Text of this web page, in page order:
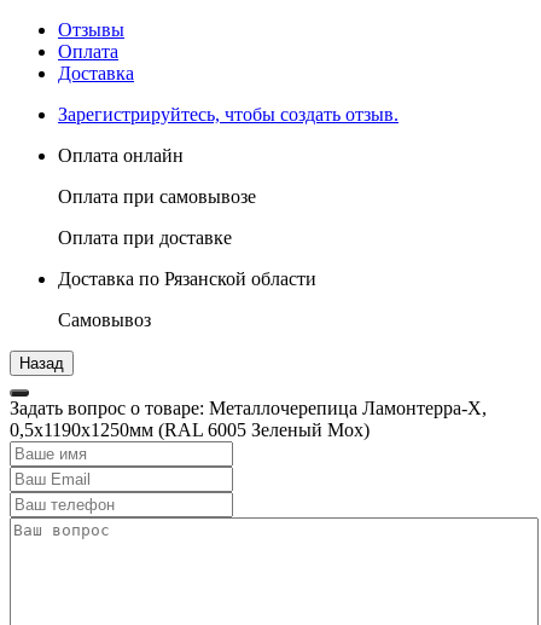
Отзывы
Оплата
Доставка
Зарегистрируйтесь, чтобы создать отзыв.
Оплата онлайн
Оплата при самовывозе
Оплата при доставке
Доставка по Рязанской области
Самовывоз
Задать вопрос о товаре: Металлочерепица Ламонтерра-Х,
0,5х1190х1250мм (RAL 6005 Зеленый Мох)